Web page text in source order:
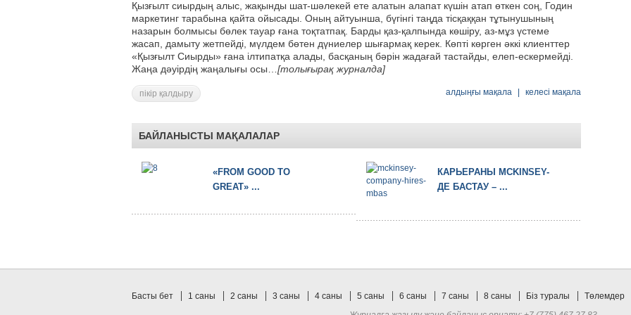
Қызғылт сиырдың алыс, жақынды шат-шәлекей ете алатын алапат күшін атап өткен соң, Годин
маркетинг тарабына қайта ойысады. Оның айтуынша, бүгінгі таңда тісқаққан тұтынушының
назарын болмысы бөлек тауар ғана тоқтатпақ. Барды қаз-қалпында көшіру, аз-мұз үстеме
жасап, дамыту жетпейді, мүлдем бөтен дүниелер шығармақ керек. Көпті көрген әккі клиенттер
«Қызғылт Сиырды» ғана ілтипатқа алады, басқаның бәрін жадағай тастайды, елеп-ескермейді.
Жаңа дәуірдің жаңалығы осы… [толығырақ журналда]
пікір қалдыру алдыңғы мақала келесі мақала
БАЙЛАНЫСТЫ МАҚАЛАЛАР
«FROM GOOD TO
GREAT» ...
КАРЬЕРАНЫ MCKINSEY-
ДЕ БАСТАУ – ...
Басты бет 1 саны 2 саны 3 саны 4 саны 5 саны 6 саны 7 саны 8 саны Біз туралы Төлемдер